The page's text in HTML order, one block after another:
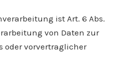
ist Art. 6 Abs.
von Daten zur
oder vorvertraglicher